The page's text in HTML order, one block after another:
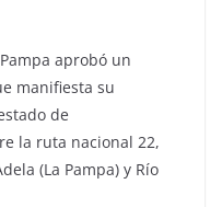
aprobó un
manifiesta su
de
la ruta nacional 22,
(La Pampa) y Río